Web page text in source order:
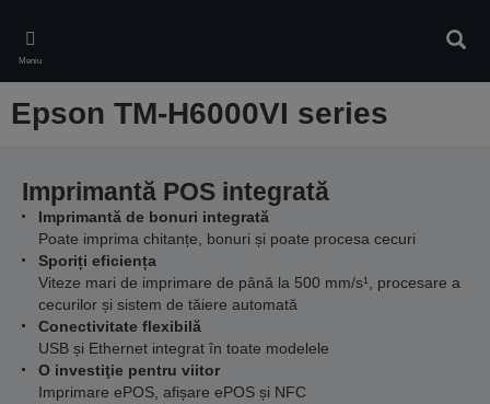
main
content
Meniu
Epson TM-H6000VI series
Imprimantă POS integrată
Imprimantă de bonuri integrată
Poate imprima chitanțe, bonuri și poate procesa cecuri
Sporiți eficiența
Viteze mari de imprimare de până la 500 mm/s¹, procesare a
cecurilor și sistem de tăiere automată
Conectivitate flexibilă
USB și Ethernet integrat în toate modelele
O investiţie pentru viitor
Imprimare ePOS, afișare ePOS și NFC